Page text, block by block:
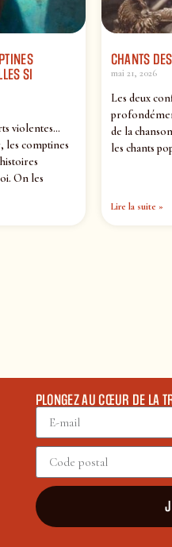
SI
violentes…
les comptines
On les
CHANTS
mai 21, 2026
Les deux
de la
les chants
Lire la suite »
PLONGEZ AU CŒUR DE LA